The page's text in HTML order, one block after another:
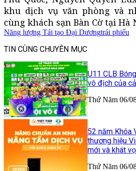
khu dịch vụ văn phòng và
cùng khách sạn Bàn Cờ tại Hà
Năng lượng Tái tạo Đại Dươngtrái phiếu
TIN CÙNG CHUYÊN MỤC
U11 CLB
vô địch của
Thứ Năm 06/
52 năm Khóa
thương hiệu
mới và khát
Thứ Năm 06/